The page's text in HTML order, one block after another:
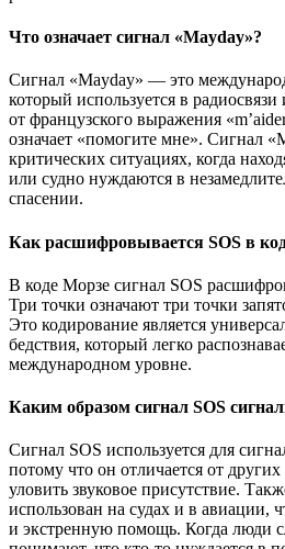
Что означает сигнал «Mayday»?
Сигнал «Mayday» — это
который используется в
от французского выражения
означает «помогите мне». Сигнал
критических ситуациях, когда
или судно нуждаются в
спасении.
Как расшифровывается SOS в
В коде Морзе сигнал SOS
Три точки означают три точки
Это кодирование является
бедствия, который легко
международном уровне.
Каким образом сигнал SOS
Сигнал SOS используется для
потому что он отличается от
уловить звуковое присутствие.
использован на судах и в авиации,
и экстренную помощь. Когда люди